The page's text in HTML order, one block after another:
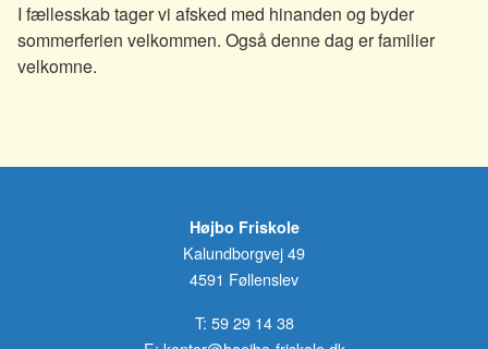
I fællesskab tager vi afsked med hinanden og byder
sommerferien velkommen. Også denne dag er familier
velkomne.
Højbo Friskole
Kalundborgvej 49
4591 Føllenslev
T: 59 29 14 38